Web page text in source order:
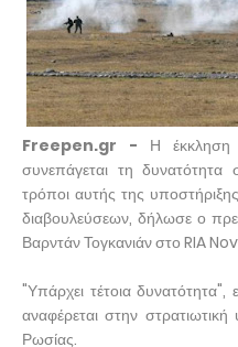
Freepen.gr - Η έκκληση
συνεπάγεται τη δυνατότητα
τρόποι αυτής της
διαβουλεύσεων, δήλωσε ο
Βαρντάν Τογκανιάν στο RIA
"Υπάρχει τέτοια
αναφέρεται στην
Ρωσίας.